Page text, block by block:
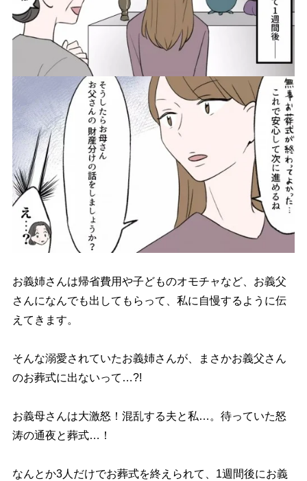
お義姉さんは帰省費用や子どものオモチャなど、お義父
さんになんでも出してもらって、私に自慢するように伝
えてきます。
そんな溺愛されていたお義姉さんが、まさかお義父さん
のお葬式に出ないって…?!
お義母さんは大激怒！混乱する夫と私…。待っていた怒
涛の通夜と葬式…！
なんとか3人だけでお葬式を終えられて、1週間後にお義